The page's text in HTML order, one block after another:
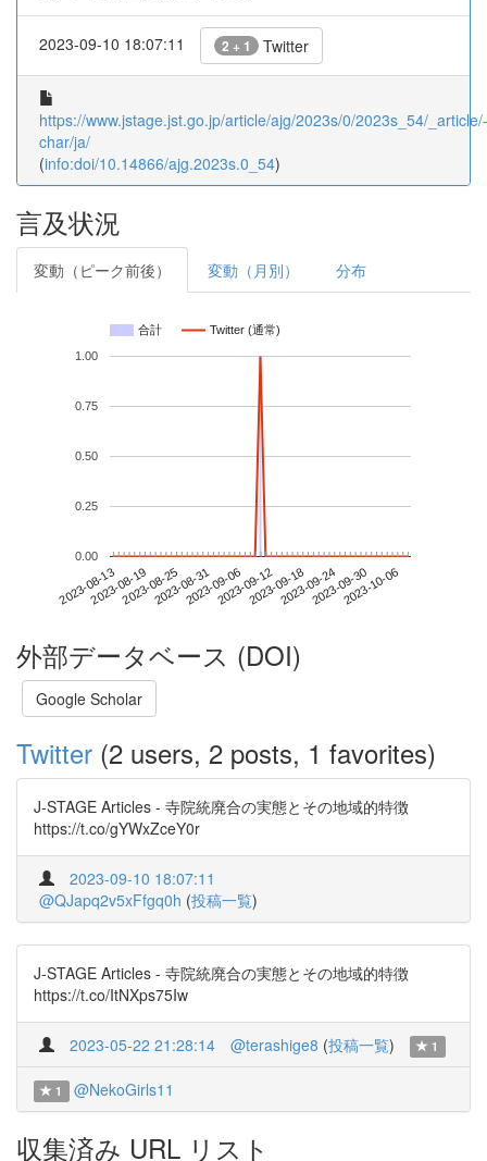
2023-09-10 18:07:11 2 + 1 Twitter
https://www.jstage.jst.go.jp/article/ajg/2023s/0/2023s_54/_article/-
char/ja/
(info:doi/10.14866/ajg.2023s.0_54)
言及状況
変動（ピーク前後） 変動（月別） 分布
合計 Twitter (通常)
2023-08-132023-08-192023-08-252023-08-312023-09-062023-09-122023-09-182023-09-242023-09-302023-10-06
0.00
0.25
0.50
0.75
1.00
外部データベース (DOI)
Google Scholar
Twitter (2 users, 2 posts, 1 favorites)
J-STAGE Articles - 寺院統廃合の実態とその地域的特徴
https://t.co/gYWxZceY0r
2023-09-10 18:07:11
@QJapq2v5xFfgq0h (投稿一覧)
J-STAGE Articles - 寺院統廃合の実態とその地域的特徴
https://t.co/ItNXps75Iw
2023-05-22 21:28:14 @terashige8 (投稿一覧) 1
1 @NekoGirls11
収集済み URL リスト